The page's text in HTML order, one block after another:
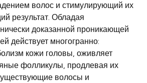
волос и стимулирующий их
результат. Обладая
доказанной проникающей
действует многогранно:
кожи головы, оживляет
фолликулы, продлевая их
волосы и
obține20% reducerela următoarea
online de peste 600 lei!
ABONEAZĂ-TE